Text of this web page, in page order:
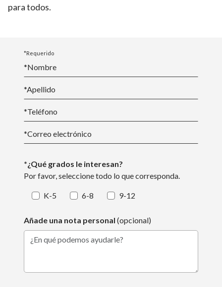
para todos.
*Requerido
*Nombre
*Apellido
*Teléfono
*Correo electrónico
*¿Qué grados le interesan?
Por favor, seleccione todo lo que corresponda.
K-5 6-8 9-12
Añade una nota personal (opcional)
¿En qué podemos ayudarle?